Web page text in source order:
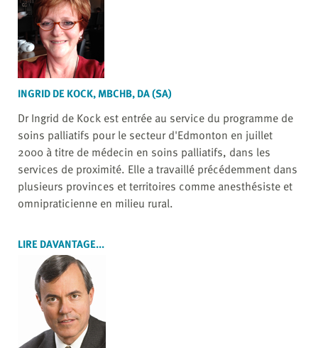
INGRID DE KOCK, MBCHB, DA (SA)
Dr Ingrid de Kock est entrée au service du programme de
soins palliatifs pour le secteur d'Edmonton en juillet
2000 à titre de médecin en soins palliatifs, dans les
services de proximité. Elle a travaillé précédemment dans
plusieurs provinces et territoires comme anesthésiste et
omnipraticienne en milieu rural.
LIRE DAVANTAGE...